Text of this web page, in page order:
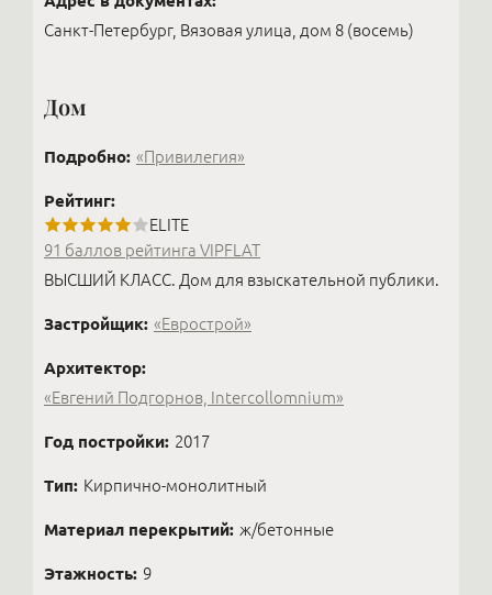
Санкт-Петербург, Вязовая улица, дом 8 (восемь)
Дом
Подробно: «Привилегия»
Рейтинг:
ELITE
91 баллов рейтинга VIPFLAT
ВЫСШИЙ КЛАСС. Дом для взыскательной публики.
Застройщик: «Еврострой»
Архитектор:
«Евгений Подгорнов, Intercollomnium»
Год постройки: 2017
Тип: Кирпично-монолитный
Материал перекрытий: ж/бетонные
Этажность: 9